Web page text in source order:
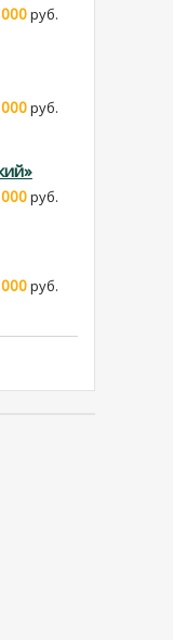
руб.
руб.
руб.
руб.